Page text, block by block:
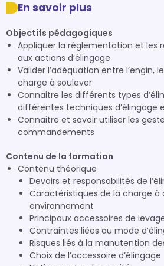
En savoir plus
Objectifs pédagogiques
Appliquer la réglementation et les
aux actions d’élingage
Valider l’adéquation entre l’engin,
charge à soulever
Connaitre les différents types
différentes techniques d’élingage
Connaitre et savoir utiliser les
commandements
Contenu de la formation
Contenu théorique
Devoirs et responsabilités de
Caractéristiques de la charge à
environnement
Principaux accessoires de
Contraintes liées au mode
Risques liés à la manutention
Choix de l’accessoire d’élingage